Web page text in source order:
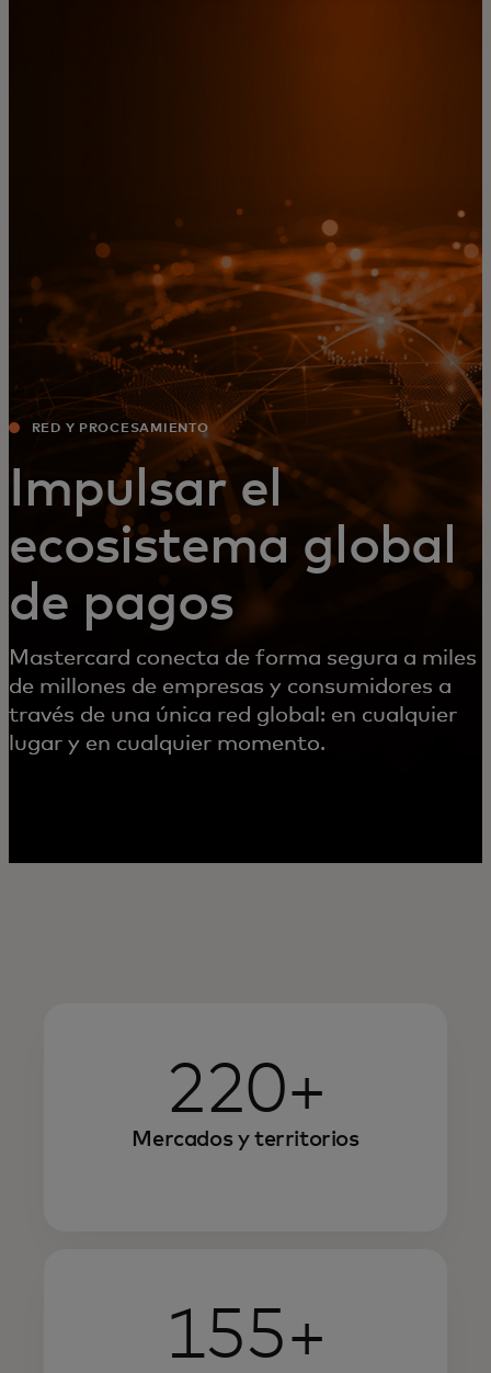
Para innovadores
Noticias y tendencias
RED Y PROCESAMIENTO
Impulsar el
ecosistema global
de pagos
Mastercard conecta de forma segura a miles
de millones de empresas y consumidores a
través de una única red global: en cualquier
lugar y en cualquier momento.
220+
Mercados y territorios
155+